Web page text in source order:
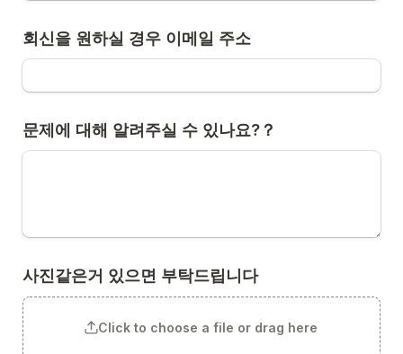
회신을 원하실 경우 이메일 주소
문제에 대해 알려주실 수 있나요?？
사진같은거 있으면 부탁드립니다
Click to choose a file or drag here